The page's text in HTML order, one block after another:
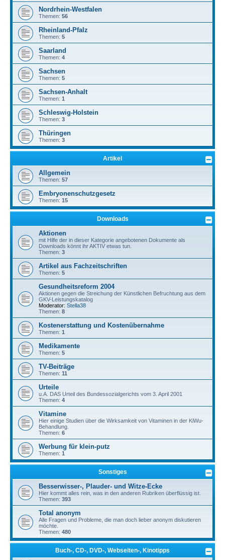
Nordrhein-Westfalen
Themen: 56
Rheinland-Pfalz
Themen: 5
Saarland
Themen: 4
Sachsen
Themen: 5
Sachsen-Anhalt
Themen: 1
Schleswig-Holstein
Themen: 3
Thüringen
Themen: 3
Artikel
Allgemein
Themen: 57
Embryonenschutzgesetz
Themen: 15
Downloads
Aktionen
mit Hilfe der in dieser Kategorie angebotenen Dokumente als
Downloads könnt ihr AKTIV etwas tun.
Themen: 3
Artikel aus Fachzeitschriften
Themen: 5
Gesundheitsreform 2004
Aktionen gegen die Streichung der Künstlichen Befruchtung aus dem
GKV-Leistungskatalog
Moderator: Stella38
Themen: 8
Kostenerstattung und Kostenübernahme
Themen: 1
Medikamente
Themen: 5
TV-Beiträge
Themen: 11
Urteile
u.A. DAS Urteil des Bundessozialgerichts vom 3. April 2001
Themen: 4
Vitamine
Hier einige Studien über die Wirksamkeit von Vitaminen in der KiWu-
Behandlung.
Themen: 6
Werbung für klein-putz
Themen: 1
Sonstiges
Besserwisser-, Plauder- und Witze-Ecke
Hier kommt alles rein, was in den anderen Rubriken überflüssig ist.
Themen: 393
Total anonym
Alle Fragen und Probleme, die man doch lieber anonym diskutieren
möchte.
Themen: 480
Buch-, CD-, DVD-, Webseiten-, Kinotipps